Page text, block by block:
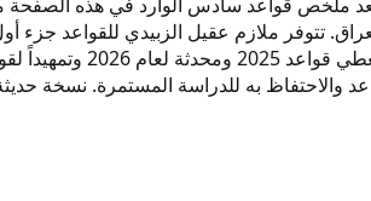
تتوفر ملازم عقيل الزبيدي للقواعد جزء
والاحتفاظ به للدراسة المستمرة. نسخة